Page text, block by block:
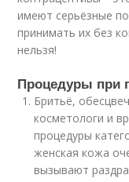
имеют серьёзные
принимать их без
нельзя!
Процедуры при
Бритьё,
косметологи и
процедуры
женская кожа
вызывают